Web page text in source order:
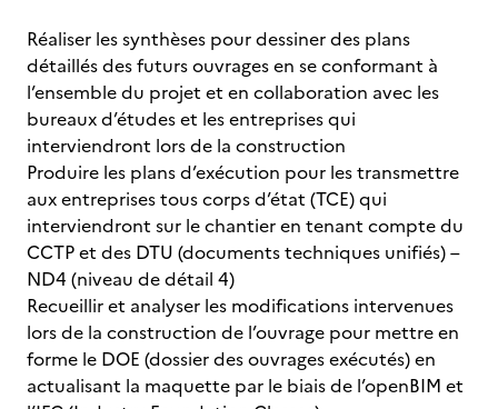
Réaliser les synthèses pour dessiner des plans
détaillés des futurs ouvrages en se conformant à
l’ensemble du projet et en collaboration avec les
bureaux d’études et les entreprises qui
interviendront lors de la construction
Produire les plans d’exécution pour les transmettre
aux entreprises tous corps d’état (TCE) qui
interviendront sur le chantier en tenant compte du
CCTP et des DTU (documents techniques unifiés) –
ND4 (niveau de détail 4)
Recueillir et analyser les modifications intervenues
lors de la construction de l’ouvrage pour mettre en
forme le DOE (dossier des ouvrages exécutés) en
actualisant la maquette par le biais de l’openBIM et